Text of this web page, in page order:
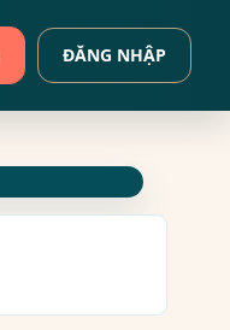
ĐĂNG NHẬP